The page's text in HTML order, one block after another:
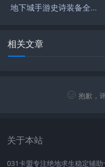
地下城手游史诗装备全解析-地下城手游史诗装备获取与强化指南
相关文章
抱歉，
关于本站
031卡盟专注绝地求生稳定辅助